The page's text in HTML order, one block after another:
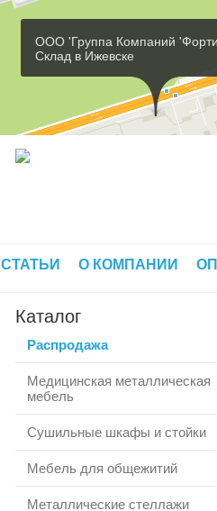
ООО 'Группа Компаний
Склад в Ижевске
СТАТЬИ О КОМПАНИИ
Каталог
Распродажа
Медицинская металлическая
мебель
Сушильные шкафы и стойки
Мебель для общежитий
Металлические стеллажи